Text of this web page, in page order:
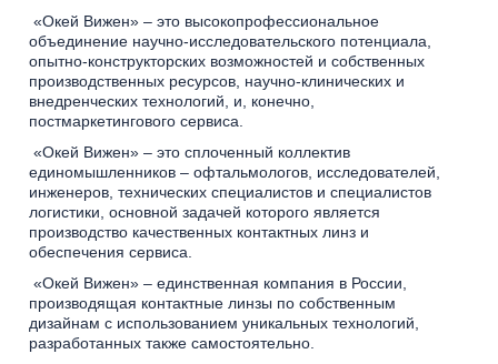
«Окей Вижен» – это высокопрофессиональное
объединение научно-исследовательского потенциала,
опытно-конструкторских возможностей и собственных
производственных ресурсов, научно-клинических и
внедренческих технологий, и, конечно,
постмаркетингового сервиса.
«Окей Вижен» – это сплоченный коллектив
единомышленников – офтальмологов, исследователей,
инженеров, технических специалистов и специалистов
логистики, основной задачей которого является
производство качественных контактных линз и
обеспечения сервиса.
«Окей Вижен» – единственная компания в России,
производящая контактные линзы по собственным
дизайнам с использованием уникальных технологий,
разработанных также самостоятельно.